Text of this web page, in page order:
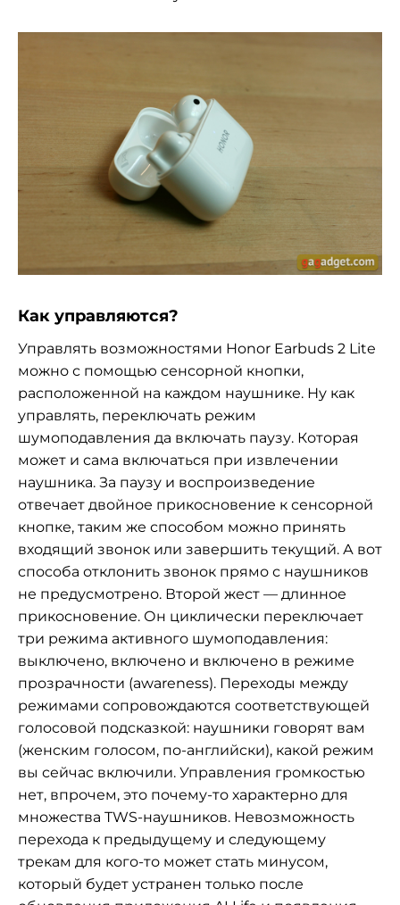
Как управляются?
Управлять возможностями Honor Earbuds 2 Lite
можно с помощью сенсорной кнопки,
расположенной на каждом наушнике. Ну как
управлять, переключать режим
шумоподавления да включать паузу. Которая
может и сама включаться при извлечении
наушника. За паузу и воспроизведение
отвечает двойное прикосновение к сенсорной
кнопке, таким же способом можно принять
входящий звонок или завершить текущий. А вот
способа отклонить звонок прямо с наушников
не предусмотрено. Второй жест — длинное
прикосновение. Он циклически переключает
три режима активного шумоподавления:
выключено, включено и включено в режиме
прозрачности (awareness). Переходы между
режимами сопровождаются соответствующей
голосовой подсказкой: наушники говорят вам
(женским голосом, по-английски), какой режим
вы сейчас включили. Управления громкостью
нет, впрочем, это почему-то характерно для
множества TWS-наушников. Невозможность
перехода к предыдущему и следующему
трекам для кого-то может стать минусом,
который будет устранен только после